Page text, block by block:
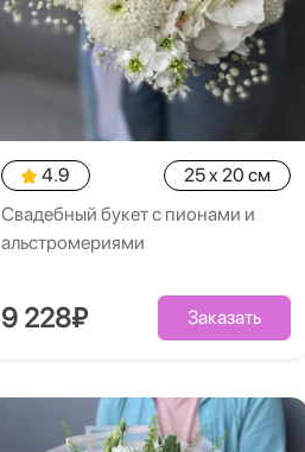
4.9
25 x 20 см
Свадебный букет с пионами и
альстромериями
9 228₽ Заказать